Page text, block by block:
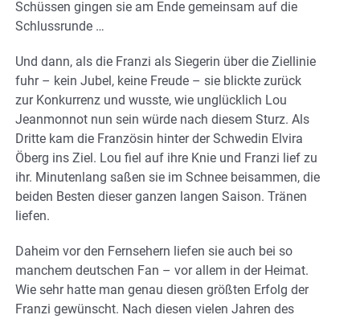
Schüssen gingen sie am Ende gemeinsam auf die
Schlussrunde …
Und dann, als die Franzi als Siegerin über die Ziellinie
fuhr – kein Jubel, keine Freude – sie blickte zurück
zur Konkurrenz und wusste, wie unglücklich Lou
Jeanmonnot nun sein würde nach diesem Sturz. Als
Dritte kam die Französin hinter der Schwedin Elvira
Öberg ins Ziel. Lou fiel auf ihre Knie und Franzi lief zu
ihr. Minutenlang saßen sie im Schnee beisammen, die
beiden Besten dieser ganzen langen Saison. Tränen
liefen.
Daheim vor den Fernsehern liefen sie auch bei so
manchem deutschen Fan – vor allem in der Heimat.
Wie sehr hatte man genau diesen größten Erfolg der
Franzi gewünscht. Nach diesen vielen Jahren des